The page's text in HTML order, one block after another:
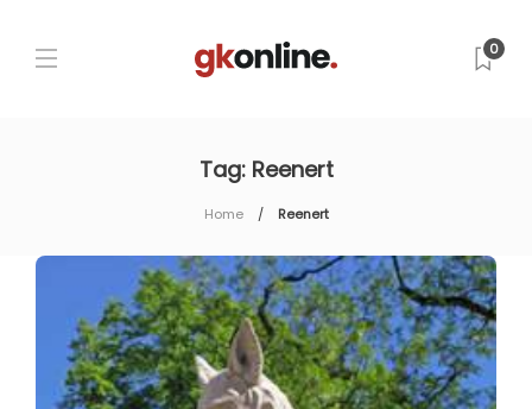
0
Tag: Reenert
Home Reenert